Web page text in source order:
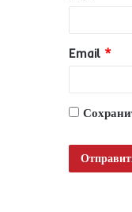
й
*
Email *